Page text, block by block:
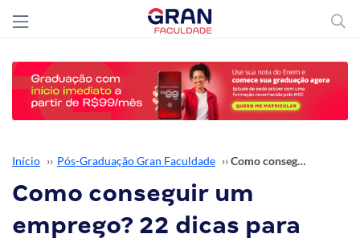
Início ›› Pós-Graduação Gran Faculdade ›› Como conseguir um emprego? 22 dicas para 2025!
Como conseguir um
emprego? 22 dicas para